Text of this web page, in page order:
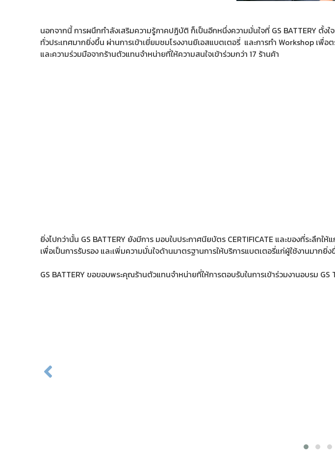
นอกจากนี้ การผนึกกำลังเสริมความรู้ภาคปฏิบัติ ก็เป็นอีกหนึ่งความมั่นใจที่ GS BATTERY ตั้
ทั่วประเทศมากยิ่งขึ้น ผ่านการเข้าเยี่ยมชมโรงงานยีเอสแบตเตอรี่ และการทำ Workshop
และความร่วมมือจากร้านตัวแทนจำหน่ายที่ให้ความสนใจเข้าร่วมกว่า 17 ร้านค้า
ยิ่งไปกว่านั้น GS BATTERY ยังมีการ มอบใบประกาศนียบัตร CERTIFICATE และของที่ระลึ
เพื่อเป็นการรับรอง และเพิ่มความมั่นใจด้านมาตรฐานการให้บริการแบตเตอรี่แก่ผู้ใช้งานมากยิ่ง
GS BATTERY ขอขอบพระคุณร้านตัวแทนจำหน่ายที่ให้การตอบรับในการเข้าร่วมงานอบรม GS